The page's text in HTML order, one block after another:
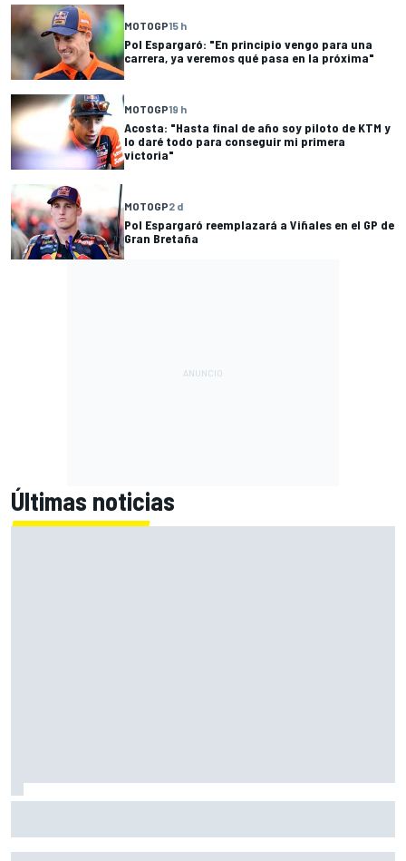
MOTOGP15 h
Pol Espargaró: "En principio vengo para una
carrera, ya veremos qué pasa en la próxima"
MOTOGP19 h
Acosta: "Hasta final de año soy piloto de KTM y
lo daré todo para conseguir mi primera
victoria"
MOTOGP2 d
Pol Espargaró reemplazará a Viñales en el GP de
Gran Bretaña
Últimas noticias